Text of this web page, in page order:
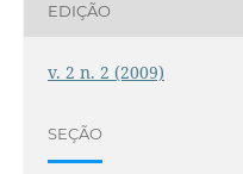
EDIÇÃO
v. 2 n. 2 (2009)
SEÇÃO